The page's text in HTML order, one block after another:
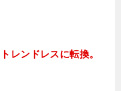
トレンドレスに転換。